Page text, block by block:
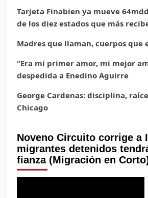
Tarjeta Finabien ya mueve
de los diez estados que más
Madres que llaman, cuerpos que
“Era mi primer amor, mi mejor
despedida a Enedino Aguirre
George Cardenas: disciplina,
Chicago
Noveno Circuito corrige a
migrantes detenidos
fianza (Migración en